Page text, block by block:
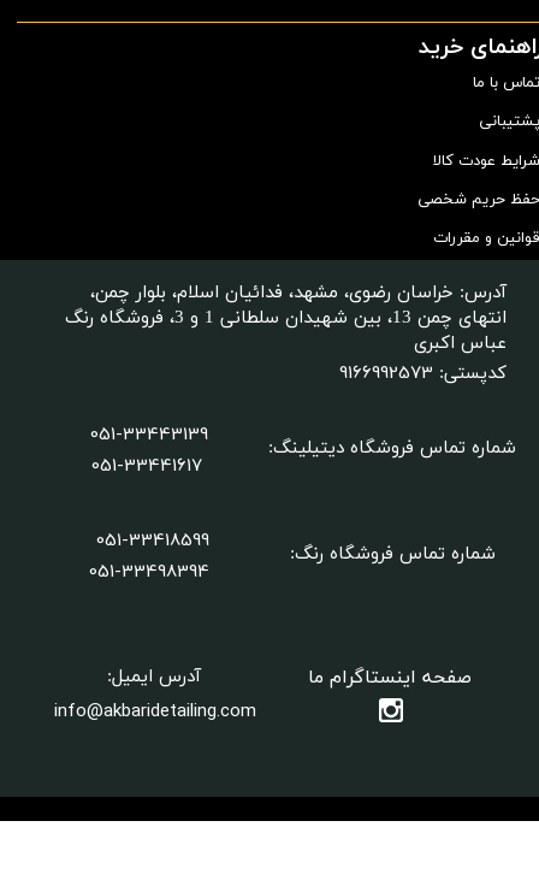
خرید
تماس با ما
پشتیبانی
شرایط عودت کالا
حفظ حریم شخصی
قوانین و مقررات
شماره تماس فروشگاه دیتیلینگ:
آدرس ایمیل:
info@akbaridetailing.com
صفحه اینستاگرام ما
051-33443139
051-33441617
آدرس: خراسان رضوی، مشهد، فدائیان اسلام، بلوار چمن،
انتهای چمن 13، بین شهیدان سلطانی 1 و 3، فروشگاه رنگ
عباس اکبری
کدپستی: 9166992573
شماره تماس فروشگاه رنگ:
051-33418599
​​​​​​​051-33498394